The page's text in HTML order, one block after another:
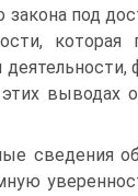
закона под
которая
выводах
сведения